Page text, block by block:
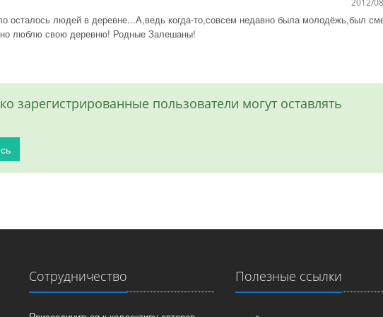
2012/
осталось людей в деревне...А,ведь когда-то,совсем недавно была молодёжь,был
люблю свою деревню! Родные Залешаны!
зарегистрированные пользователи могут оставлять
Сотрудничество Полезные ссылки